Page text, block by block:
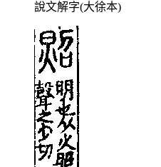
說文解字(大徐本)